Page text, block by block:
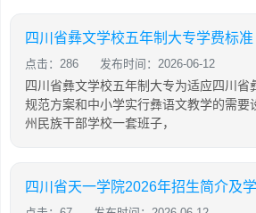
点击：286 发布时间：2026-06-12
四川省彝文学校五年制大专为适应四川省
规范方案和中小学实行彝语文教学的需要
州民族干部学校一套班子，
四川省天一学院2026年招生简介及